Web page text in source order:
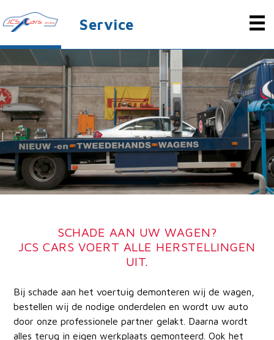
Service
SCHADE AAN UW WAGEN?
JCS CARS VOERT ALLE HERSTELLINGEN
UIT.
Bij schade aan het voertuig demonteren wij de wagen,
bestellen wij de nodige onderdelen en wordt uw auto
door onze professionele partner gelakt. Daarna wordt
alles terug in eigen werkplaats gemonteerd. Ook het